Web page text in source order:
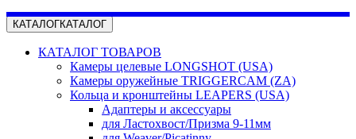
КАТАЛОГКАТАЛОГ
КАТАЛОГ ТОВАРОВ
Камеры целевые LONGSHOT (USA)
Камеры оружейные TRIGGERCAM (ZA)
Кольца и кронштейны LEAPERS (USA)
Адаптеры и аксессуары
для Ластохвост/Призма 9-11мм